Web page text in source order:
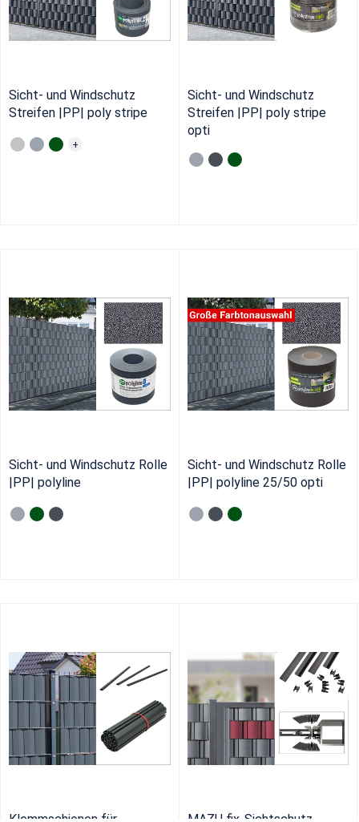
Sicht- und Windschutz
Streifen |PP| poly stripe
+
Sicht- und Windschutz
Streifen |PP| poly stripe
opti
Sicht- und Windschutz Rolle
|PP| polyline
Sicht- und Windschutz Rolle
|PP| polyline 25/50 opti